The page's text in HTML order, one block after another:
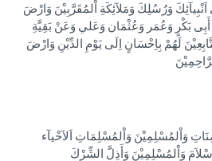
وَرُسُلِكَ وَمَلآئِكَةِ اْلمُقَرَّبِيْنَ وَارْضَ
أَبِى بَكْرٍ وَعُمَر وَعُثْمَان وَعَلي وَعَنْ بَقِيَّةِ
لَهُمْ بِاِحْسَانٍ اِلَى يَوْمِ الدِّيْنِ وَارْضَ
وَاْلمُسْلِمِيْنَ وَاْلمُسْلِمَاتِ اَلاَحْيآء
وَاْلمُسْلِمِيْنَ وَأَذِلَّ الشِّرْكَ